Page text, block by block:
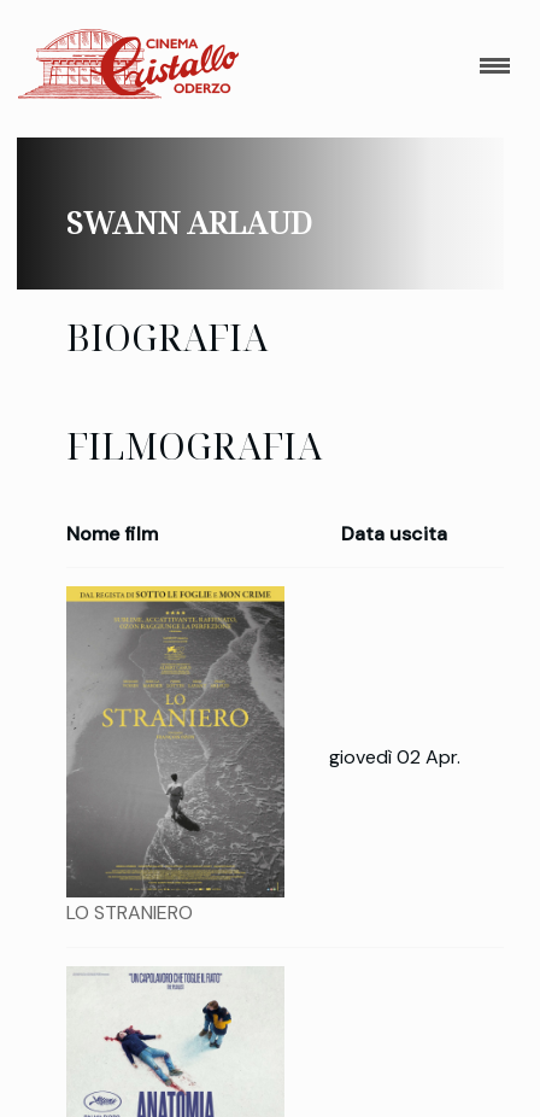
SWANN ARLAUD
BIOGRAFIA
FILMOGRAFIA
Nome film Data uscita
LO STRANIERO
giovedì 02 Apr.